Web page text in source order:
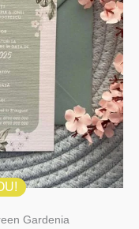
Gardenia